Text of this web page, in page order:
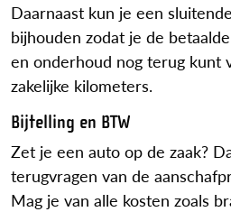
Daarnaast kun je een
bijhouden zodat je de
en onderhoud nog terug kunt
zakelijke kilometers.
Bijtelling en BTW
Zet je een auto op de zaak?
terugvragen van de
Mag je van alle kosten zoals